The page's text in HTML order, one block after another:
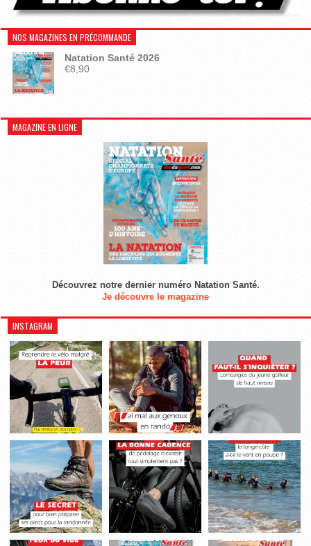
NOS MAGAZINES EN PRÉCOMMANDE
Natation Santé 2026
€8,90
MAGAZINE EN LIGNE
Découvrez notre dernier numéro Natation Santé.
Je découvre le magazine
INSTAGRAM